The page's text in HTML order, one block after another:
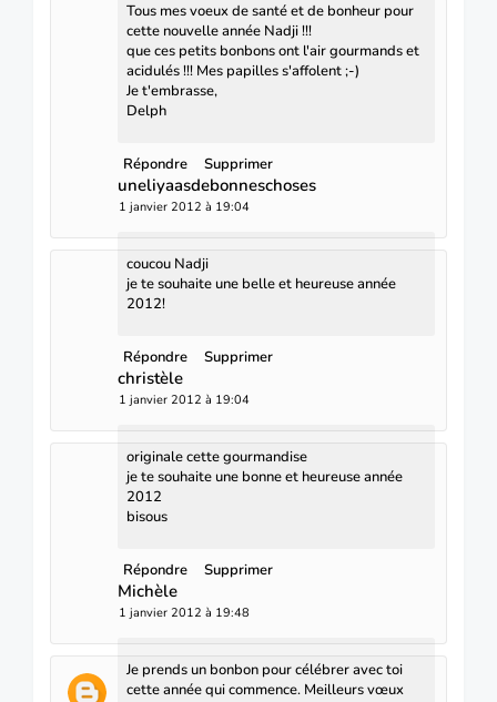
Tous mes voeux de santé et de bonheur pour
cette nouvelle année Nadji !!!
que ces petits bonbons ont l'air gourmands et
acidulés !!! Mes papilles s'affolent ;-)
Je t'embrasse,
Delph
Répondre Supprimer
uneliyaasdebonneschoses
1 janvier 2012 à 19:04
coucou Nadji
je te souhaite une belle et heureuse année
2012!
Répondre Supprimer
christèle
1 janvier 2012 à 19:04
originale cette gourmandise
je te souhaite une bonne et heureuse année
2012
bisous
Répondre Supprimer
Michèle
1 janvier 2012 à 19:48
Je prends un bonbon pour célébrer avec toi
cette année qui commence. Meilleurs vœux